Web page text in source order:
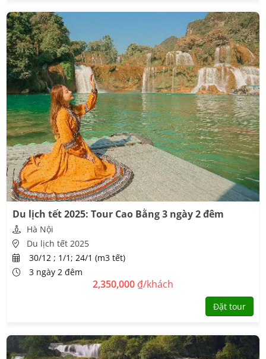
Du lịch tết 2025: Tour Cao Bằng 3 ngày 2 đêm
Hà Nội
Du lịch tết 2025
30/12 ; 1/1; 24/1 (m3 tết)
3 ngày 2 đêm
2,350,000 ₫/khách
Đặt tour